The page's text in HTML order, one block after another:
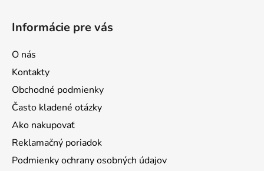
Informácie pre vás
O nás
Kontakty
Obchodné podmienky
Často kladené otázky
Ako nakupovať
Reklamačný poriadok
Podmienky ochrany osobných údajov